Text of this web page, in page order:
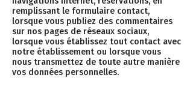
remplissant le formulaire contact,
lorsque vous publiez des commentaires
sur nos pages de réseaux sociaux,
lorsque vous établissez tout contact avec
notre établissement ou lorsque vous
nous transmettez de toute autre manière
vos données personnelles.